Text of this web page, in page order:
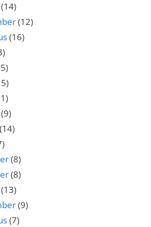
(14)
(12)
(16)
(9)
(14)
(8)
(8)
(13)
(9)
(7)